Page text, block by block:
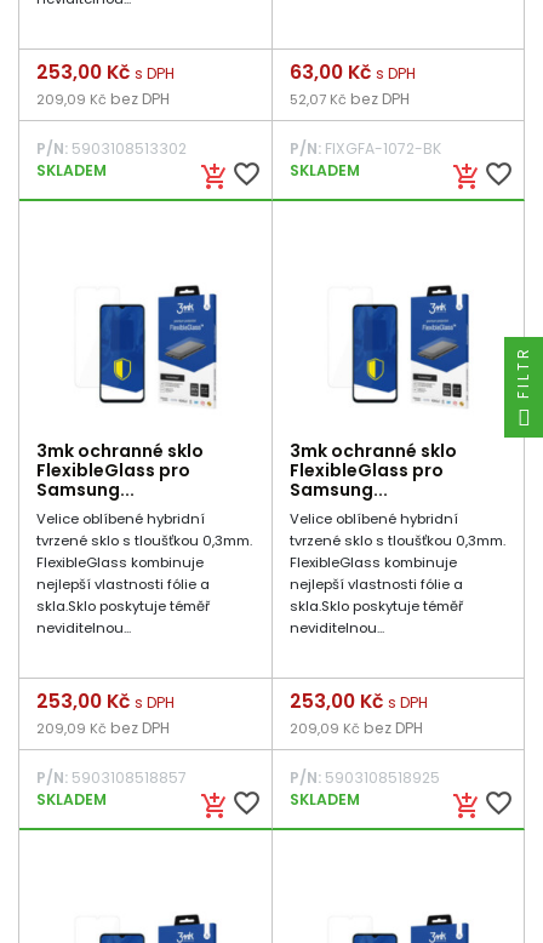
add_shopping_cart favorite_border
Cena
253,00 Kč s DPH
209,09 Kč bez DPH
P/N: 5903108513302
SKLADEM
add_shopping_cart favorite_border
Cena
63,00 Kč s DPH
52,07 Kč bez DPH
P/N:FIXGFA-1072-BK
SKLADEM
3mk ochranné sklo
FlexibleGlass pro
Samsung...
Velice oblíbené hybridní
tvrzené sklo s tloušťkou 0,3mm.
FlexibleGlass kombinuje
nejlepší vlastnosti fólie a
skla.Sklo poskytuje téměř
neviditelnou...
add_shopping_cart favorite_border
Cena
253,00 Kč s DPH
209,09 Kč bez DPH
P/N: 5903108518857
SKLADEM
3mk ochranné sklo
FlexibleGlass pro
Samsung...
Velice oblíbené hybridní
tvrzené sklo s tloušťkou 0,3mm.
FlexibleGlass kombinuje
nejlepší vlastnosti fólie a
skla.Sklo poskytuje téměř
neviditelnou...
add_shopping_cart favorite_border
Cena
253,00 Kč s DPH
209,09 Kč bez DPH
P/N:5903108518925
SKLADEM
FILTR